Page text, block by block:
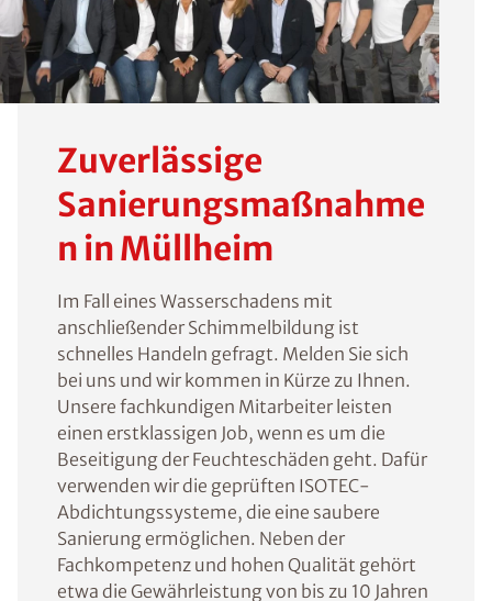
Zuverlässige
Sanierungsmaßnahme
n in Müllheim
Im Fall eines Wasserschadens mit
anschließender Schimmelbildung ist
schnelles Handeln gefragt. Melden Sie sich
bei uns und wir kommen in Kürze zu Ihnen.
Unsere fachkundigen Mitarbeiter leisten
einen erstklassigen Job, wenn es um die
Beseitigung der Feuchteschäden geht. Dafür
verwenden wir die geprüften ISOTEC-
Abdichtungssysteme, die eine saubere
Sanierung ermöglichen. Neben der
Fachkompetenz und hohen Qualität gehört
etwa die Gewährleistung von bis zu 10 Jahren